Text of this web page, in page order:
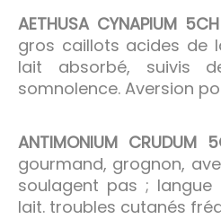
AETHUSA CYNAPIUM 5CH
gros caillots acides de
lait absorbé, suivis
somnolence. Aversion
ANTIMONIUM CRUDUM
gourmand, grognon,
soulagent pas ;
lait. troubles cutanés